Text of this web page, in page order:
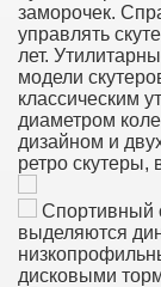
заморочек.
управлять
лет.
модели
классическим
диаметром
дизайном и
ретро скутеры,
Спортивный
выделяются
дисковыми